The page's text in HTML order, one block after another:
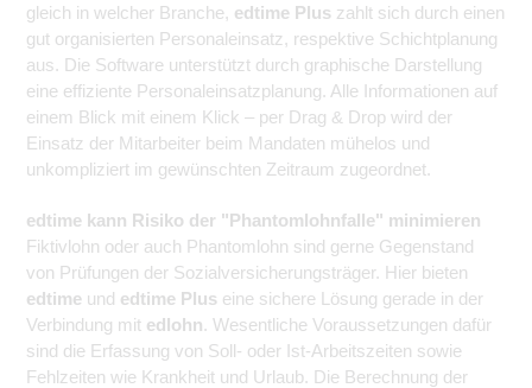
gleich in welcher Branche, edtime Plus zahlt sich durch einen
gut organisierten Personaleinsatz, respektive Schichtplanung
aus. Die Software unterstützt durch graphische Darstellung
eine effiziente Personaleinsatzplanung. Alle Informationen auf
einem Blick mit einem Klick – per Drag & Drop wird der
Einsatz der Mitarbeiter beim Mandaten mühelos und
unkompliziert im gewünschten Zeitraum zugeordnet.
edtime kann Risiko der "Phantomlohnfalle" minimieren
Fiktivlohn oder auch Phantomlohn sind gerne Gegenstand
von Prüfungen der Sozialversicherungsträger. Hier bieten
edtime und edtime Plus eine sichere Lösung gerade in der
Verbindung mit edlohn. Wesentliche Voraussetzungen dafür
sind die Erfassung von Soll- oder Ist-Arbeitszeiten sowie
Fehlzeiten wie Krankheit und Urlaub. Die Berechnung der